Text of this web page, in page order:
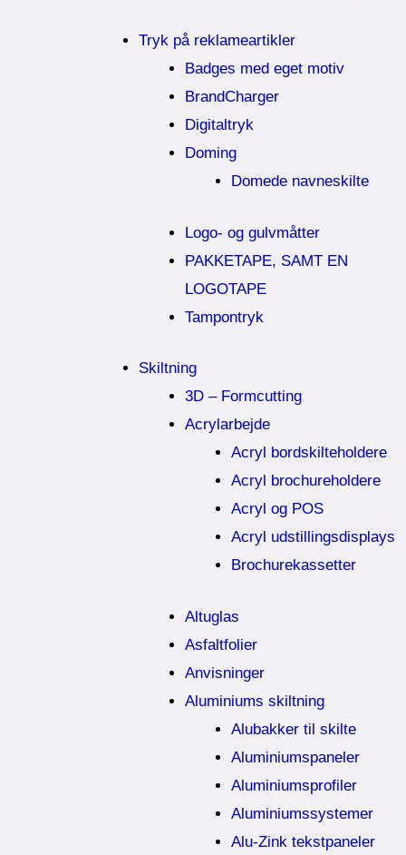
Tryk på reklameartikler
Badges med eget motiv
BrandCharger
Digitaltryk
Doming
Domede navneskilte
Logo- og gulvmåtter
PAKKETAPE, SAMT EN
LOGOTAPE
Tampontryk
Skiltning
3D – Formcutting
Acrylarbejde
Acryl bordskilteholdere
Acryl brochureholdere
Acryl og POS
Acryl udstillingsdisplays
Brochurekassetter
Altuglas
Asfaltfolier
Anvisninger
Aluminiums skiltning
Alubakker til skilte
Aluminiumspaneler
Aluminiumsprofiler
Aluminiumssystemer
Alu-Zink tekstpaneler